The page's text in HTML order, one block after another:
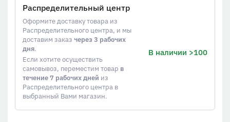
Распределительный центр
Оформите доставку товара из
Распределительного центра, и мы
доставим заказ через 3 рабочих
дня.
Если хотите осуществить
самовывоз, переместим товар в
течение 7 рабочих дней из
Распределительного центра в
выбранный Вами магазин.
В наличии >100